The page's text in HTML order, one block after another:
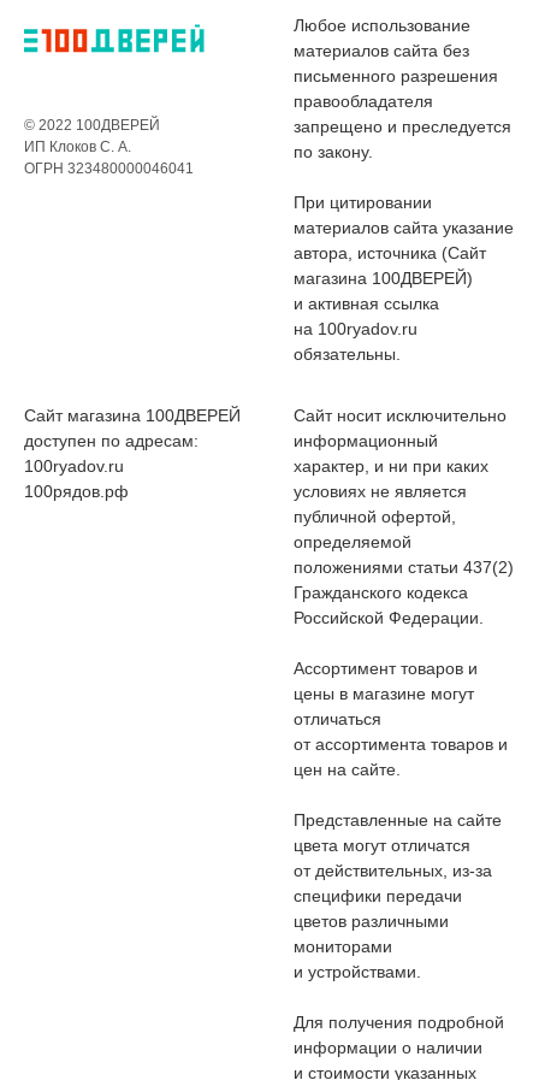
© 2022 100ДВЕРЕЙ
ИП Клоков С. А.
ОГРН 323480000046041
Любое использование
материалов сайта без
письменного разрешения
правообладателя
запрещено и преследуется
по закону.
При цитировании
материалов сайта указание
автора, источника (Сайт
магазина 100ДВЕРЕЙ)
и активная ссылка
на 100ryadov.ru
обязательны.
Сайт магазина 100ДВЕРЕЙ
доступен по адресам:
100ryadov.ru
100рядов.рф
Сайт носит исключительно
информационный
характер, и ни при каких
условиях не является
публичной офертой,
определяемой
положениями статьи 437(2)
Гражданского кодекса
Российской Федерации.
Ассортимент товаров и
цены в магазине могут
отличаться
от ассортимента товаров и
цен на сайте.
Представленные на сайте
цвета могут отличатся
от действительных, из-за
специфики передачи
цветов различными
мониторами
и устройствами.
Для получения подробной
информации о наличии
и стоимости указанных